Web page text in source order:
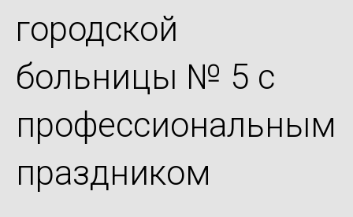
городской
больницы № 5 с
профессиональным
праздником